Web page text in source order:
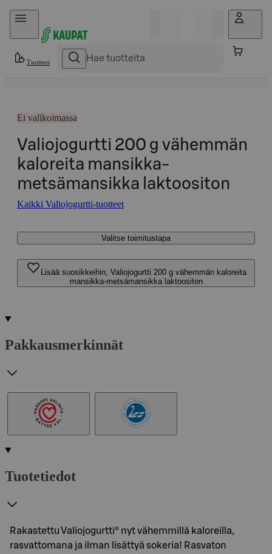
Hyppää sisältöön
Tuotteet
Ei valikoimassa
Valiojogurtti 200 g vähemmän
kaloreita mansikka-
metsämansikka laktoositon
Kaikki Valiojogurtti-tuotteet
Valitse toimitustapa
Lisää suosikkeihin, Valiojogurtti 200 g vähemmän kaloreita
mansikka-metsämansikka laktoositon
Pakkausmerkinnät
Tuotetiedot
Rakastettu Valiojogurtti® nyt vähemmillä kaloreilla,
rasvattomana ja ilman lisättyä sokeria! Rasvaton